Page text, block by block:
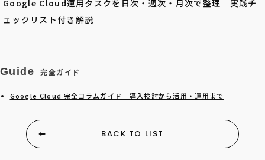
Google Cloud運用タスクを日次・週次・月次で整理｜実践チ
ェックリスト付き解説
Guide 完全ガイド
Google Cloud 完全コラムガイド｜導入検討から活用・運用まで
BACK TO LIST